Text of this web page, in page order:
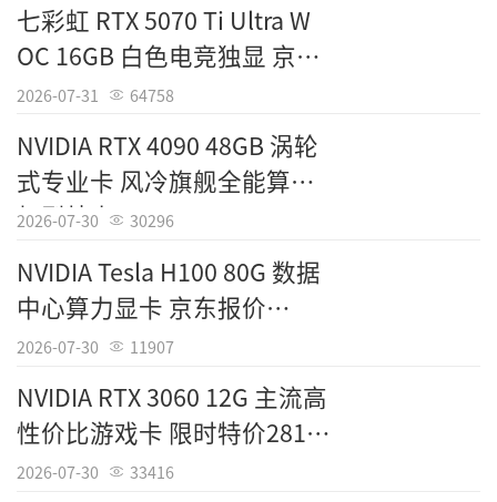
七彩虹 RTX 5070 Ti Ultra W
OC 16GB 白色电竞独显 京东
7599元
2026-07-31 64758
NVIDIA RTX 4090 48GB 涡轮
式专业卡 风冷旗舰全能算力
机型特惠27299元
2026-07-30 30296
NVIDIA Tesla H100 80G 数据
中心算力显卡 京东报价
243000元
2026-07-30 11907
NVIDIA RTX 3060 12G 主流高
性价比游戏卡 限时特价2813
元
2026-07-30 33416